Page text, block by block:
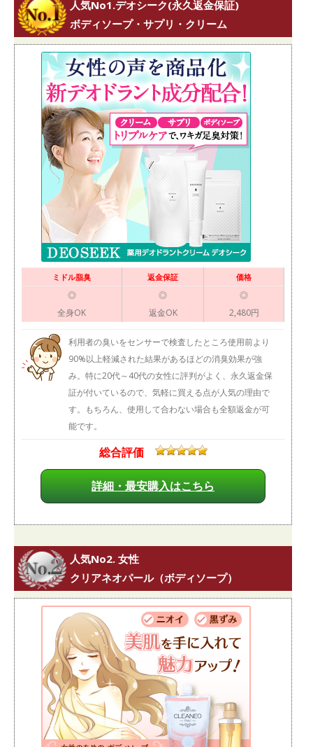
人気No1.デオシーク(永久返金保証)
ボディソープ・サプリ・クリーム
ミドル脂臭 返金保証 価格
◎
全身OK
◎
返金OK
◎
2,480円
利用者の臭いをセンサーで検査したところ使用前より
90%以上軽減された結果があるほどの消臭効果が強
み。特に20代～40代の女性に評判がよく、永久返金保
証が付いているので、気軽に買える点が人気の理由で
す。もちろん、使用して合わない場合も全額返金が可
能です。
総合評価
詳細・最安購入はこちら
人気No2. 女性
クリアネオパール（ボディソープ）